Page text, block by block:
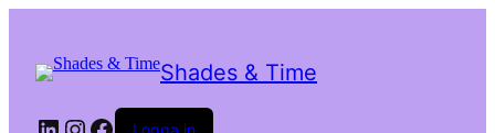
Shades & Time
Logga in